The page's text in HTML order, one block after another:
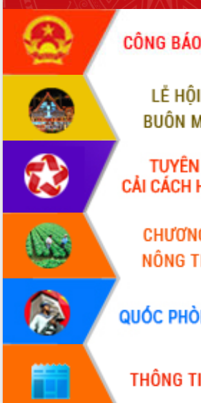
để phát triển du lịch Đắk Lắk
Khởi động Dự án Đầu tư xây dựng hạ
tầng kỹ thuật Cụm công nghiệp Tân
Tiến
Gặp mặt các cơ quan báo chí nhân Kỷ
niệm 101 năm Ngày Báo chí Cách
mạng Việt Nam
Đắk Lắk sơ kết 4 năm triển khai thực
hiện Đề án 06 của Chính phủ
Họp báo thông tin về Hội nghị Công bố
Quy hoạch và Xúc tiến đầu tư tỉnh Đắk
Lắk
Khơi thông điểm nghẽn, đẩy nhanh
giải ngân vốn khắc phục thiên tai
HĐND tỉnh thông qua điều chỉnh Quy
hoạch tỉnh thời kỳ 2021-2030
Hội thảo góp ý hồ sơ điều chỉnh quy
hoạch tỉnh Đắk Lắk thời kỳ 2021-2030,
tầm nhìn đến năm 2050
Nâng cao hiệu quả hoạt động của các
doanh nghiệp nhà nước
Hội nghị triển khai kết nối mạng
truyền số liệu chuyên dùng phục vụ cơ
quan Đảng, Nhà nước
Lễ phát động chuỗi hoạt động chung
tay làm sạch môi trường